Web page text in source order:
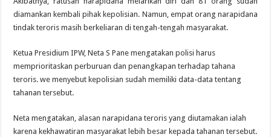
diamankan kembali pihak kepolisian. Namun, empat orang narapidana
tindak teroris masih berkeliaran di tengah-tengah masyarakat.
Ketua Presidium IPW, Neta S Pane mengatakan polisi harus
memprioritaskan perburuan dan penangkapan terhadap tahana
teroris. we menyebut kepolisian sudah memiliki data-data tentang
tahanan tersebut.
Neta mengatakan, alasan narapidana teroris yang diutamakan ialah
karena kekhawatiran masyarakat lebih besar kepada tahanan tersebut.